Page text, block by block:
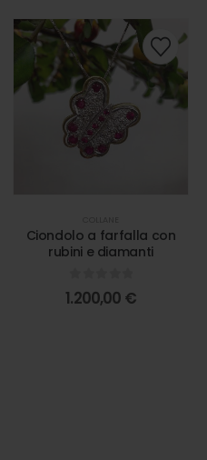
Ciondolo a farfalla con
rubini e diamanti
0out of 5
1.200,00 €